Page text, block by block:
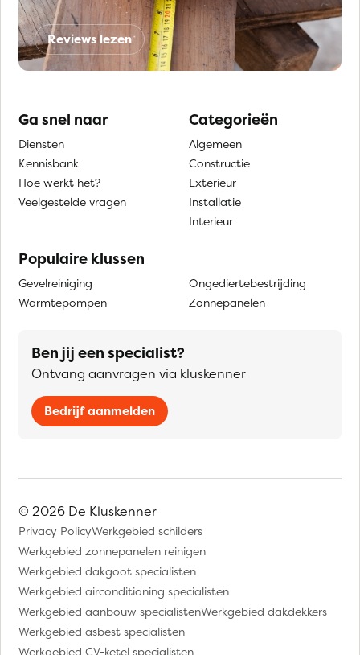
Reviews lezen
Ga snel naar
Diensten
Kennisbank
Hoe werkt het?
Veelgestelde vragen
Categorieën
Algemeen
Constructie
Exterieur
Installatie
Interieur
Populaire klussen
Gevelreiniging
Warmtepompen
Ongediertebestrijding
Zonnepanelen
Ben jij een specialist?
Ontvang aanvragen via kluskenner
Bedrijf aanmelden
© 2026 De Kluskenner
Privacy PolicyWerkgebied schilders
Werkgebied zonnepanelen reinigen
Werkgebied dakgoot specialisten
Werkgebied airconditioning specialisten
Werkgebied aanbouw specialistenWerkgebied dakdekkers
Werkgebied asbest specialisten
Werkgebied CV-ketel specialisten